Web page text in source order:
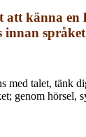
känna
språket
med talet, tänk
genom